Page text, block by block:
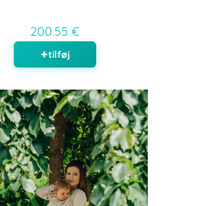
200.55 €
tilføj